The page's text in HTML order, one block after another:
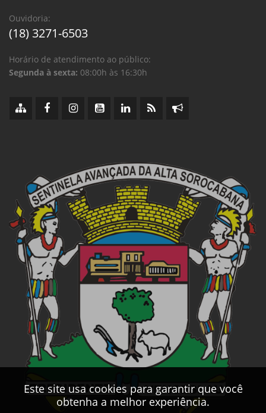
Este site usa cookies para garantir que você
obtenha a melhor experiência.
Ouvidoria:
(18) 3271-6503
Horário de atendimento ao público:
Segunda à sexta: 08:00h às 16:30h